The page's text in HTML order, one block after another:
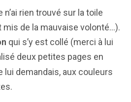
rien trouvé sur la toile
mis de la mauvaise volonté…).
qui s’y est collé (merci à lui
deux petites pages en
demandais, aux couleurs